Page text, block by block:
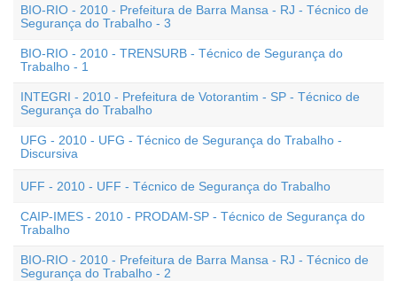
BIO-RIO - 2010 - Prefeitura de Barra Mansa - RJ - Técnico de
Segurança do Trabalho - 3
BIO-RIO - 2010 - TRENSURB - Técnico de Segurança do
Trabalho - 1
INTEGRI - 2010 - Prefeitura de Votorantim - SP - Técnico de
Segurança do Trabalho
UFG - 2010 - UFG - Técnico de Segurança do Trabalho -
Discursiva
UFF - 2010 - UFF - Técnico de Segurança do Trabalho
CAIP-IMES - 2010 - PRODAM-SP - Técnico de Segurança do
Trabalho
BIO-RIO - 2010 - Prefeitura de Barra Mansa - RJ - Técnico de
Segurança do Trabalho - 2